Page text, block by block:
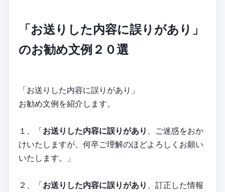
「お送りした内容に誤りがあり」
のお勧め文例２０選
「お送りした内容に誤りがあり」
お勧め文例を紹介します。
１、「お送りした内容に誤りがあり
、ご迷惑をおか
けいたしますが、何卒ご理解のほどよろしくお願い
いたします。」
２、「お送りした内容に誤りがあり
、訂正した情報